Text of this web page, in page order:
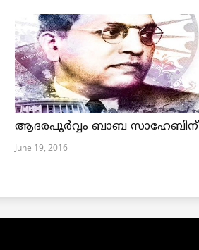
ആദരപൂര്‍വ്വം ബാബ സാഹേബിന്
June 19, 2016